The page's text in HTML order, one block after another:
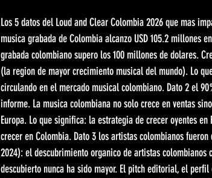
Los 5 datos del Loud and Clear Colombia 2026 que mas
musica grabada de Colombia alcanzo USD 105.2 millones
grabada colombiano supero los 100 millones de dolares.
(la region de mayor crecimiento musical del mundo). Lo
circulando en el mercado musical colombiano. Dato 2 el
informe. La musica colombiana no solo crece en ventas
Europa. Lo que significa: la estrategia de crecer oyentes
crecer en Colombia. Dato 3 los artistas colombianos
2024): el descubrimiento organico de artistas
descubierto nunca ha sido mayor. El pitch editorial, el